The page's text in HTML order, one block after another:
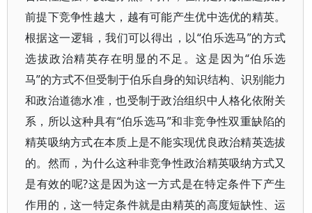
前提下竞争性越大，越有可能产生优中选优的精英。
根据这一逻辑，我们可以得出，以“伯乐选马”的方式
选拔政治精英存在明显的不足。这是因为“伯乐选
马”的方式不但受制于伯乐自身的知识结构、识别能力
和政治道德水准，也受制于政治组织中人格化依附关
系，所以这种具有“伯乐选马”和非竞争性双重缺陷的
精英吸纳方式在本质上是不能实现优良政治精英选拔
的。然而，为什么这种非竞争性政治精英吸纳方式又
是有效的呢?这是因为这一方式是在特定条件下产生
作用的，这一特定条件就是由精英的高度短缺性、运